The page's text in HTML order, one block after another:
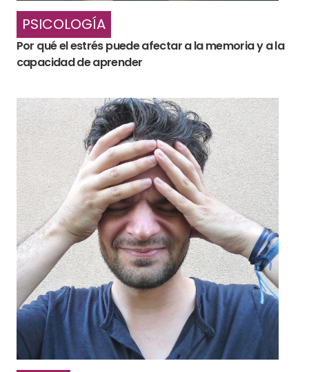
PSICOLOGÍA
Por qué el estrés puede afectar a la memoria y a la
capacidad de aprender